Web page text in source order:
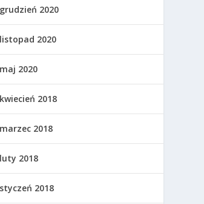
grudzień 2020
listopad 2020
maj 2020
kwiecień 2018
marzec 2018
luty 2018
styczeń 2018